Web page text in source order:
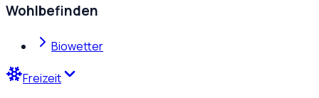
Wohlbefinden
Biowetter
Freizeit